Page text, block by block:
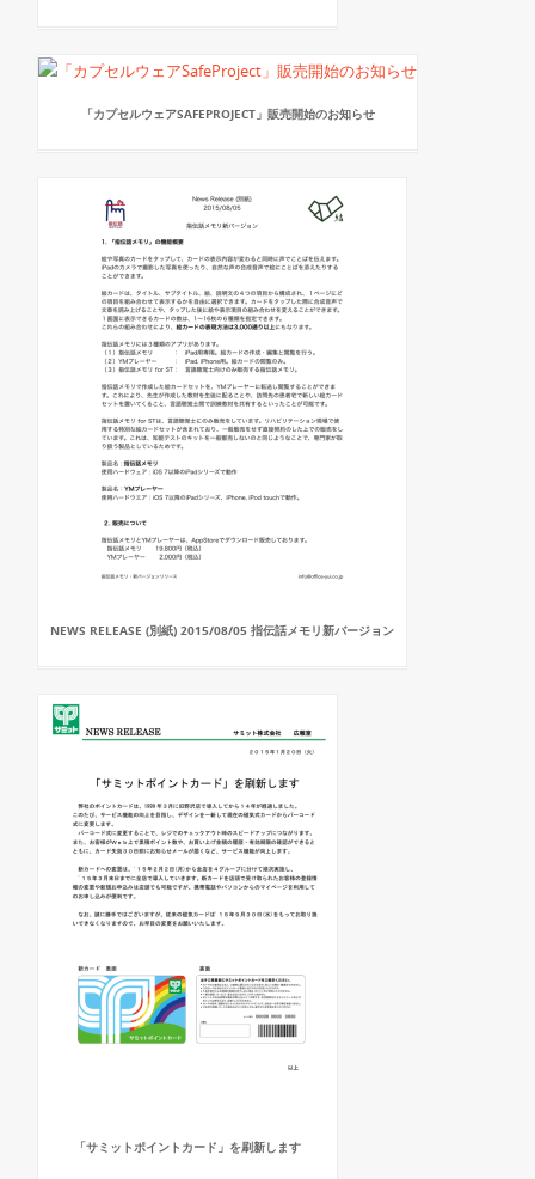
「カプセルウェアSAFEPROJECT」販売開始のお知らせ
NEWS RELEASE (別紙) 2015/08/05 指伝話メモリ新バージョン
「サミットポイントカード」を刷新します